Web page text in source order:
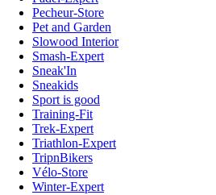
Pecheur-Store
Pet and Garden
Slowood Interior
Smash-Expert
Sneak'In
Sneakids
Sport is good
Training-Fit
Trek-Expert
Triathlon-Expert
TripnBikers
Vélo-Store
Winter-Expert